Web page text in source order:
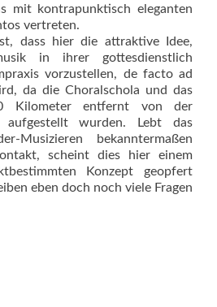
mit kontrapunktisch eleganten
vertreten.
dass hier die attraktive Idee,
in ihrer gottesdienstlich
vorzustellen, de facto ad
da die Choralschola und das
Kilometer entfernt von der
aufgestellt wurden. Lebt das
Musizieren bekanntermaßen
scheint dies hier einem
Konzept geopfert
eben doch noch viele Fragen